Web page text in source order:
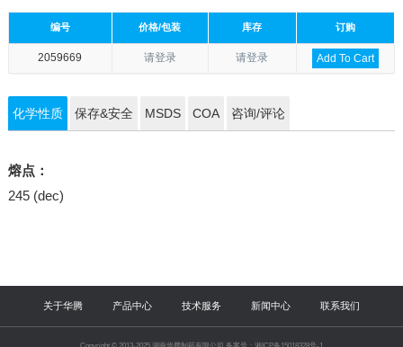
编号 价格/包装 库存 订购
2059669 请登录 请登录 Add To Cart
化学性质 保存&安全 MSDS COA 咨询/评论
熔点：
245 (dec)
关于华腾 产品中心 技术服务 新闻中心 联系我们
Copyright © 2013-2025 湖南华腾制药有限公司 备案号：湘ICP备15018328号-1